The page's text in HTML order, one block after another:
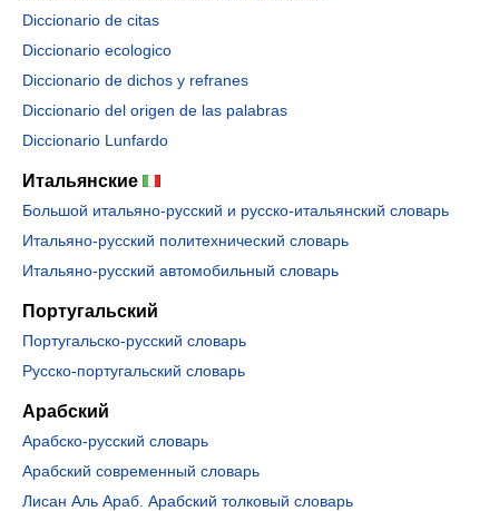
Diccionario de citas
Diccionario ecologico
Diccionario de dichos y refranes
Diccionario del origen de las palabras
Diccionario Lunfardo
Итальянские
Большой итальяно-русский и русско-итальянский словарь
Итальяно-русский политехнический словарь
Итальяно-русский автомобильный словарь
Португальский
Португальско-русский словарь
Русско-португальский словарь
Арабский
Арабско-русский словарь
Арабский современный словарь
Лисан Аль Араб. Арабский толковый словарь